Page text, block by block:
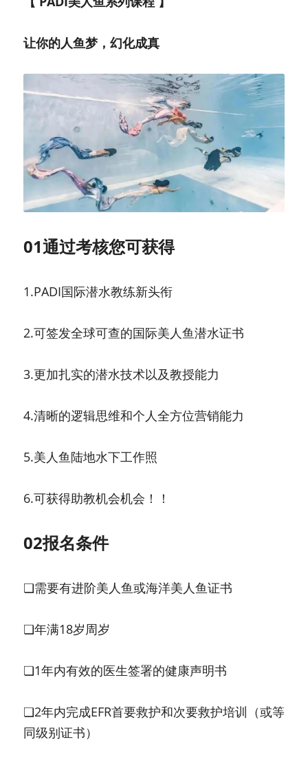
让你的人鱼梦，幻化成真
01通过考核您可获得
1.PADI国际潜水教练新头衔
2.可签发全球可查的国际美人鱼潜水证书
3.更加扎实的潜水技术以及教授能力
4.清晰的逻辑思维和个人全方位营销能力
5.美人鱼陆地水下工作照
6.可获得助教机会机会！！
02报名条件
❏需要有进阶美人鱼或海洋美人鱼证书
❏年满18岁周岁
❏1年内有效的医生签署的健康声明书
❏2年内完成EFR首要救护和次要救护培训（或等
同级别证书）